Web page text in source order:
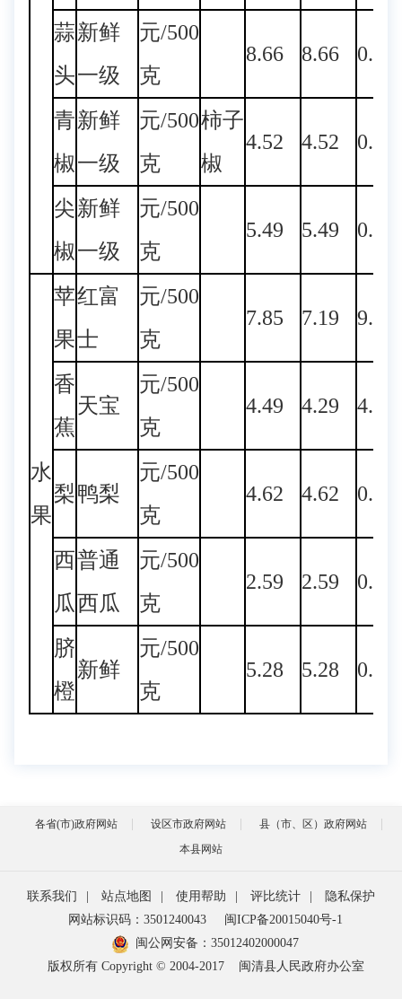
蒜
头
新鲜
一级
元/500
克
8.66 8.66 0.00
青
椒
新鲜
一级
元/500
克
柿子
椒
4.52 4.52 0.00
尖
椒
新鲜
一级
元/500
克
5.49 5.49 0.00
水
果
苹
果
红富
士
元/500
克
7.85 7.19 9.18
香
蕉
天宝
元/500
克
4.49 4.29 4.66
梨鸭梨
元/500
克
4.62 4.62 0.00
西
瓜
普通
西瓜
元/500
克
2.59 2.59 0.00
脐
橙
新鲜
元/500
克
5.28 5.28 0.00
各省(市)政府网站 设区市政府网站
县（市、区）政府网站
本县网站
联系我们 站点地图 使用帮助 评比统计
隐私保护
网站标识码：3501240043
闽ICP备20015040号-1
闽公网安备： 35012402000047
版权所有 Copyright © 2004-2017
闽清县人民政府办公室